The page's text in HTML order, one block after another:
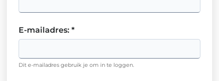
E-mailadres: *
Dit e-mailadres gebruik je om in te loggen.